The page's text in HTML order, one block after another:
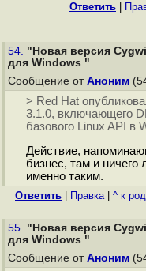
Ответить
54. "Новая версия
для Windows "
Сообщение от Аноним
> Red Hat
3.1.0, включающего
базового Linux API в
Действие,
бизнес, там и ничего
именно таким.
Ответить Правка| ^ к
55. "Новая версия
для Windows "
Сообщение от Аноним